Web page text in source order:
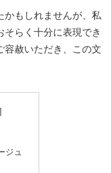
かもしれませんが、私
そらく十分に表現でき
容赦いただき、この文
ジュ